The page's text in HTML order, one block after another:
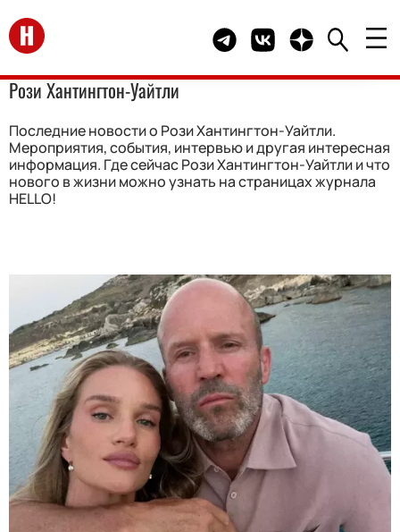
Перейти на главную Telegram канал HELLO
Группа HELLO
Канал HELLO в
Рози Хантингтон-Уайтли
Последние новости о Рози Хантингтон-Уайтли.
Мероприятия, события, интервью и другая интересная
информация. Где сейчас Рози Хантингтон-Уайтли и что
нового в жизни можно узнать на страницах журнала
HELLO!